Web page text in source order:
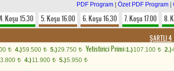
PDF Program Özet PDF Program
Koşu 15.30 5. Koşu 16.00 6. Koşu 16.30 7. Koşu 17.00 8.
ŞARTLI 4
t 4.)59.500 t 5.)29.750 t Yetistirici Primi:1.)107.100 t 2.)
t 4.)11.900 t 5.)5.950 t